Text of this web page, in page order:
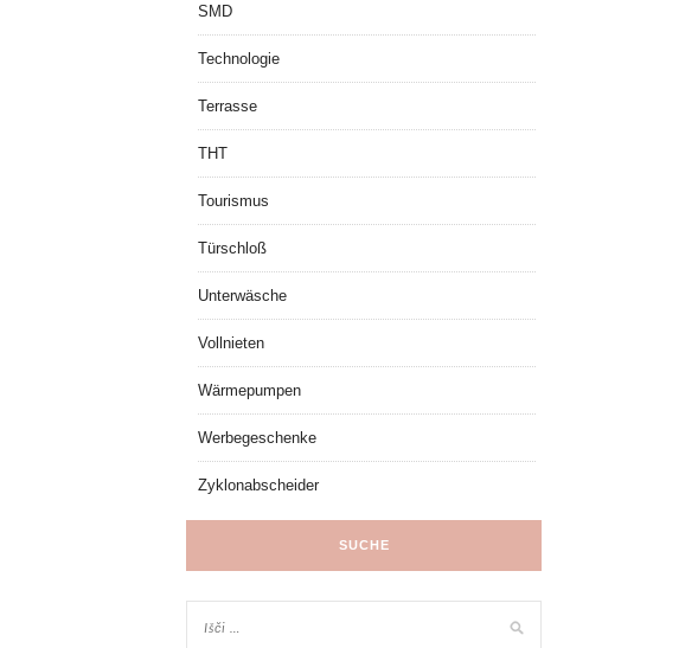
SMD
Technologie
Terrasse
THT
Tourismus
Türschloß
Unterwäsche
Vollnieten
Wärmepumpen
Werbegeschenke
Zyklonabscheider
SUCHE